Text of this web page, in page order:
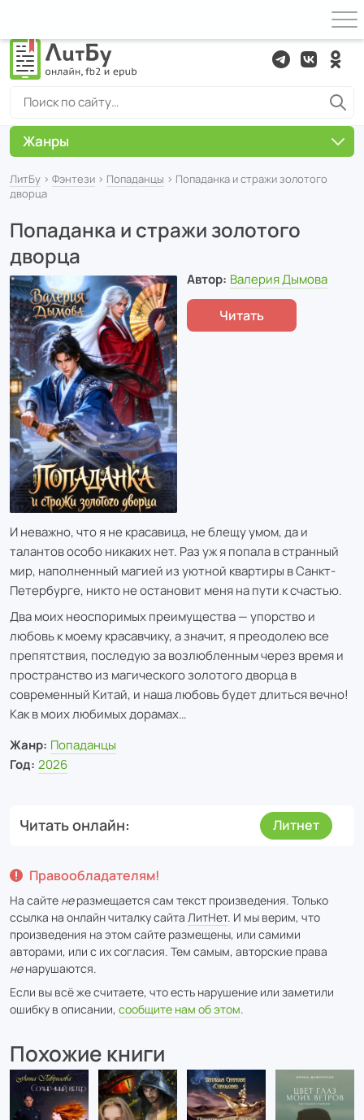
ЛитБу › Фэнтези › Попаданцы › Попаданка и стражи золотого
дворца
Попаданка и стражи золотого
дворца
Автор: Валерия Дымова
Читать
И неважно, что я не красавица, не блещу умом, да и
талантов особо никаких нет. Раз уж я попала в странный
мир, наполненный магией из уютной квартиры в Санкт-
Петербурге, никто не остановит меня на пути к счастью.
Два моих неоспоримых преимущества — упорство и
любовь к моему красавчику, а значит, я преодолею все
препятствия, последую за возлюбленным через время и
пространство из магического золотого дворца в
современный Китай, и наша любовь будет длиться вечно!
Как в моих любимых дорамах…
Жанр: Попаданцы
Год: 2026
Читать онлайн Литнет
Правообладателям!
На сайте неразмещается сам текст произведения. Только
ссылка на онлайн читалку сайта ЛитНет. И мы верим, что
произведения на этом сайте размещены, или самими
авторами, или с их согласия. Тем самым, авторские права
ненарушаются.
Если вы всё же считаете, что есть нарушение или заметили
ошибку в описании, сообщите нам об этом.
Похожие книги
Жанры